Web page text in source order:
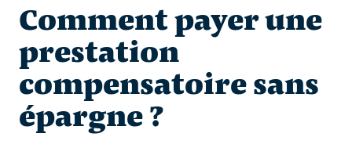
Comment payer une
prestation
compensatoire sans
épargne ?